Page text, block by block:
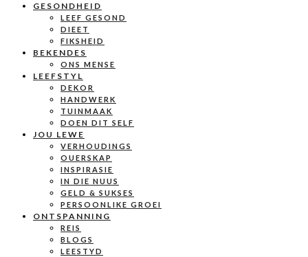
GESONDHEID
LEEF GESOND
DIEET
FIKSHEID
BEKENDES
ONS MENSE
LEEFSTYL
DEKOR
HANDWERK
TUINMAAK
DOEN DIT SELF
JOU LEWE
VERHOUDINGS
OUERSKAP
INSPIRASIE
IN DIE NUUS
GELD & SUKSES
PERSOONLIKE GROEI
ONTSPANNING
REIS
BLOGS
LEESTYD